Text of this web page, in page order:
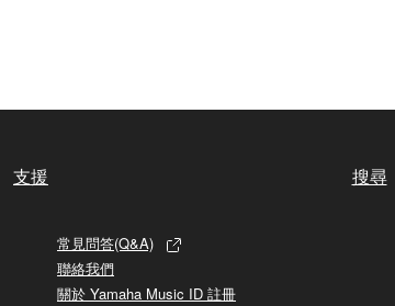
支援
常見問答(Q&A)
聯絡我們
關於 Yamaha Music ID 註冊
搜尋